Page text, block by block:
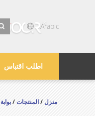
Arabic
اطلب اقتباس
منزل/المنتجات/